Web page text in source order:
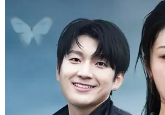
Jiang Chen, anak hilang keluarga Jiang,
dibawa pulang setelah bertahun-tahun.
seorang anak angkat, Jiang Wan, yang
kembali ke keluarga Jiang, Jiang Chen
kesihatannya rapuh. Ibu bapanya
memberikan transfusi darah kepadanya,
diam memberikan darahnya kepada
tidak bersyukur, mula mensabotajnya di
menyebabkan kasih sayang keluarga
Akhirnya, dia dihalau keluar dari